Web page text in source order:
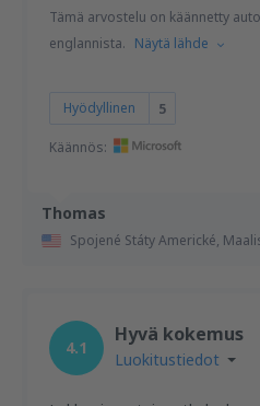
Thomas
Spojené Státy Americké,
Tämä arvostelu on käännetty
englannista. Näytä lähde
Hyödyllinen 5
Käännös:
4.1
Hyvä kokemus
Luokitustiedot